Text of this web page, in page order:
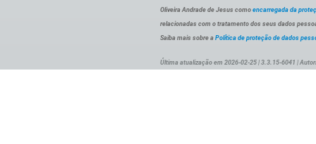
Oliveira Andrade de Jesus como encarregada da
relacionadas com o tratamento dos seus dados
Saiba mais sobre a Política de proteção de dados
Última atualização em 2026-02-25 | 3.3.15-6041 |